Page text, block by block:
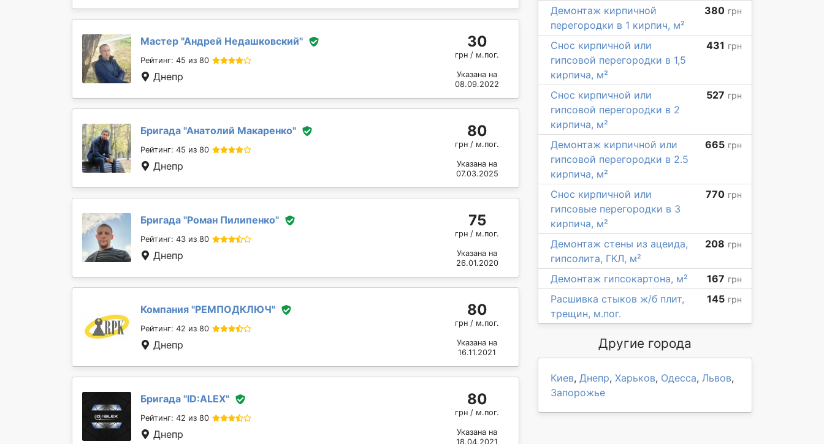
Мастер "Андрей Недашковский"
Рейтинг: 45 из 80
Днепр
30
грн / м.пог.
Указана на
08.09.2022
Бригада "Анатолий Макаренко"
Рейтинг: 45 из 80
Днепр
80
грн / м.пог.
Указана на
07.03.2025
Бригада "Роман Пилипенко"
Рейтинг: 43 из 80
Днепр
75
грн / м.пог.
Указана на
26.01.2020
Компания "РЕМПОДКЛЮЧ"
Рейтинг: 42 из 80
Днепр
80
грн / м.пог.
Указана на
16.11.2021
Бригада "ID:ALEX"
Рейтинг: 42 из 80
Днепр
80
грн / м.пог.
Указана на
18.04.2021
Демонтаж кирпичной
перегородки в 1 кирпич, м²
380 грн
Снос кирпичной или
гипсовой перегородки в 1,5
кирпича, м²
431 грн
Снос кирпичной или
гипсовой перегородки в 2
кирпича, м²
527 грн
Демонтаж кирпичной или
гипсовой перегородки в 2.5
кирпича, м²
665 грн
Снос кирпичной или
гипсовые перегородки в 3
кирпича, м²
770 грн
Демонтаж стены из ацеида,
гипсолита, ГКЛ, м²
208 грн
Демонтаж гипсокартона, м² 167 грн
Расшивка стыков ж/б плит,
трещин, м.пог.
145 грн
Другие города
Киев, Днепр, Харьков, Одесса, Львов,
Запорожье